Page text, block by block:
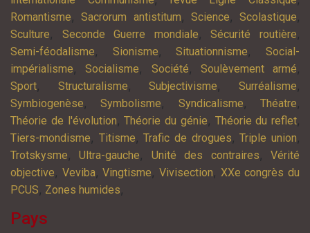
Romantisme,Sacrorum antistitum, Science, Scolastique,
Sculture, Seconde Guerre mondiale,Sécurité routière,
Semi-féodalisme, Sionisme,Situationnisme,Social-
impérialisme,Socialisme, Société, Soulèvement armé,
Sport, Structuralisme,Subjectivisme,Surréalisme,
Symbiogenèse,Symbolisme, Syndicalisme,Théatre,
Théorie de l'évolution,Théorie du génie, Théorie du reflet,
Tiers-mondisme, Titisme,Trafic de drogues,Triple union,
Trotskysme,Ultra-gauche, Unité des contraires,Vérité
objective, Veviba,Vingtisme,Vivisection, XXe congrès du
PCUS, Zones humides,
Pays